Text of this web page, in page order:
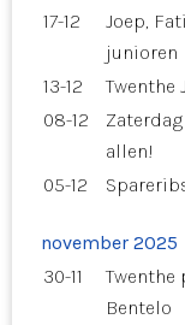
17-12
Joep,
junioren
13-12
Twenthe
08-12
allen!
05-12
november 2025
30-11
Bentelo